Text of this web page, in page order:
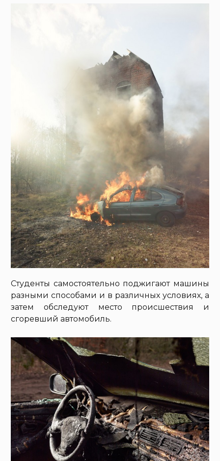
Студенты самостоятельно поджигают машины
разными способами и в различных условиях, а
затем обследуют место происшествия и
сгоревший автомобиль.